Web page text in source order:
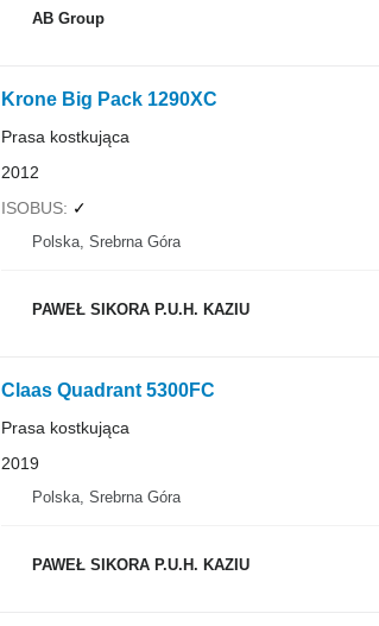
AB Group
Krone Big Pack 1290XC
Prasa kostkująca
2012
ISOBUS
✓
Polska, Srebrna Góra
PAWEŁ SIKORA P.U.H. KAZIU
Claas Quadrant 5300FC
Prasa kostkująca
2019
Polska, Srebrna Góra
PAWEŁ SIKORA P.U.H. KAZIU